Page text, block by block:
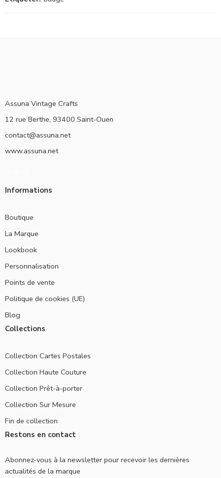
Assuna Vintage Crafts
12 rue Berthe, 93400 Saint-Ouen
contact@assuna.net
www.assuna.net
Informations
Boutique
La Marque
Lookbook
Personnalisation
Points de vente
Politique de cookies (UE)
Blog
Collections
Collection Cartes Postales
Collection Haute Couture
Collection Prêt-à-porter
Collection Sur Mesure
Fin de collection
Restons en contact
Abonnez-vous à la newsletter pour recevoir les dernières
actualités de la marque